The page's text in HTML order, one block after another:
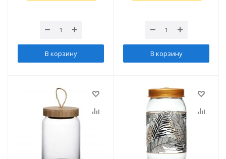
В корзину В корзину